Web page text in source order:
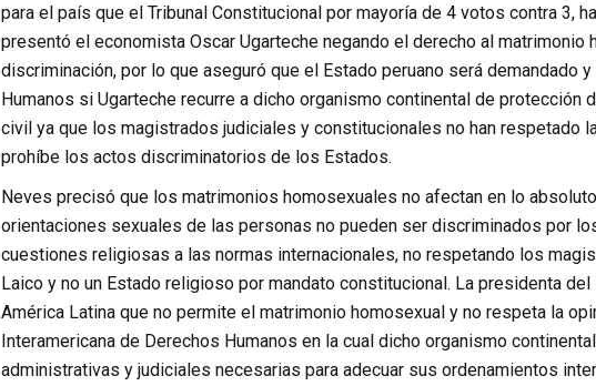
para el país que el Tribunal Constitucional por mayoría de 4 votos contra 3,
presentó el economista Oscar Ugarteche negando el derecho al
discriminación, por lo que aseguró que el Estado peruano será demandado
Humanos si Ugarteche recurre a dicho organismo continental de protección
civil ya que los magistrados judiciales y constitucionales no han respetado
prohíbe los actos discriminatorios de los Estados.
Neves precisó que los matrimonios homosexuales no afectan en lo
orientaciones sexuales de las personas no pueden ser discriminados por
cuestiones religiosas a las normas internacionales, no respetando los
Laico y no un Estado religioso por mandato constitucional. La presidenta
América Latina que no permite el matrimonio homosexual y no respeta la
Interamericana de Derechos Humanos en la cual dicho organismo
administrativas y judiciales necesarias para adecuar sus ordenamientos